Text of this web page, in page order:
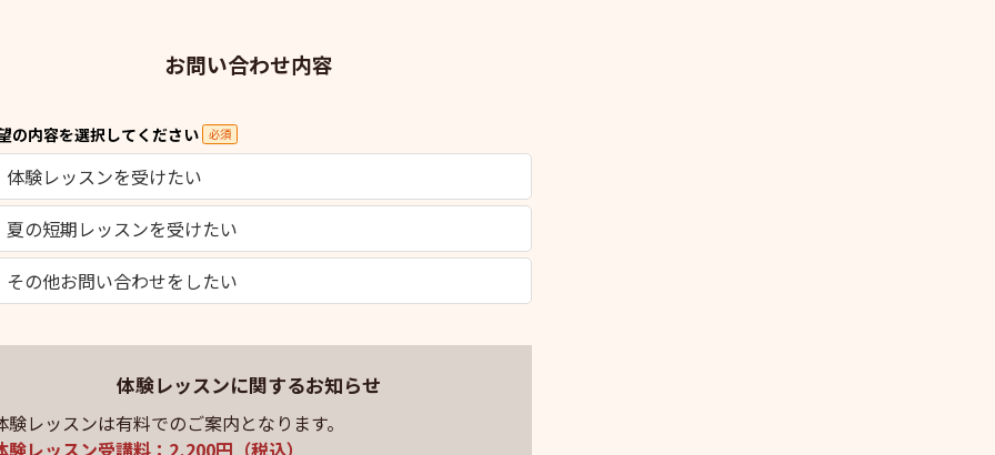
お問い合わせ内容
の内容を選択してください 必須
体験レッスンを受けたい
夏の短期レッスンを受けたい
その他お問い合わせをしたい
体験レッスンに関するお知らせ
験レッスンは有料でのご案内となります。
験レッスン受講料：2,200円（税込）